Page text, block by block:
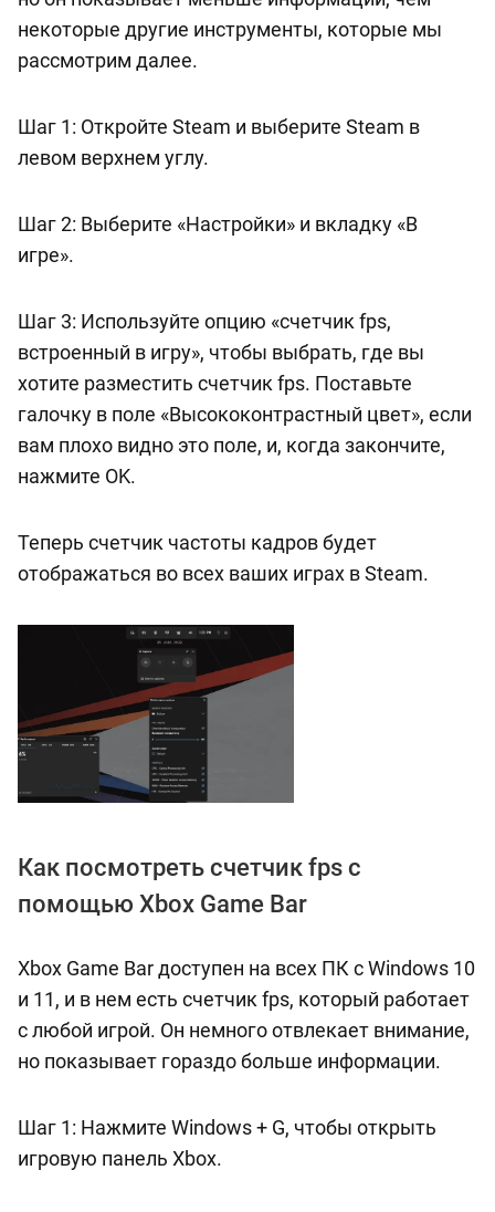
некоторые другие инструменты, которые мы
рассмотрим далее.
Шаг 1: Откройте Steam и выберите Steam в
левом верхнем углу.
Шаг 2: Выберите «Настройки» и вкладку «В
игре».
Шаг 3: Используйте опцию «счетчик fps,
встроенный в игру», чтобы выбрать, где вы
хотите разместить счетчик fps. Поставьте
галочку в поле «Высококонтрастный цвет», если
вам плохо видно это поле, и, когда закончите,
нажмите OK.
Теперь счетчик частоты кадров будет
отображаться во всех ваших играх в Steam.
Как посмотреть счетчик fps с
помощью Xbox Game Bar
Xbox Game Bar доступен на всех ПК с Windows 10
и 11, и в нем есть счетчик fps, который работает
с любой игрой. Он немного отвлекает внимание,
но показывает гораздо больше информации.
Шаг 1: Нажмите Windows + G, чтобы открыть
игровую панель Xbox.